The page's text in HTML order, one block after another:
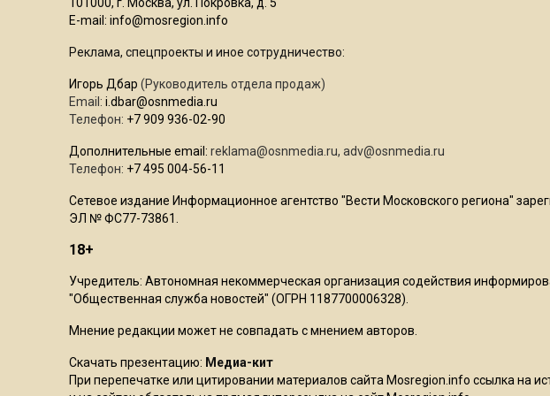
E-mail: info@mosregion.info
Реклама, спецпроекты и иное сотрудничество:
Игорь Дбар (Руководитель отдела продаж)
Email: i.dbar@osnmedia.ru
Телефон: +7 909 936-02-90
Дополнительные email: reklama@osnmedia.ru, adv@osnmedia.ru
Телефон: +7 495 004-56-11
Сетевое издание Информационное агентство "Вести Московского региона"
ЭЛ № ФС77-73861.
18+
Учредитель: Автономная некоммерческая организация содействия
"Общественная служба новостей" (ОГРН 1187700006328).
Мнение редакции может не совпадать с мнением авторов.
Скачать презентацию: Медиа-кит
При перепечатке или цитировании материалов сайта Mosregion.info ссылка на